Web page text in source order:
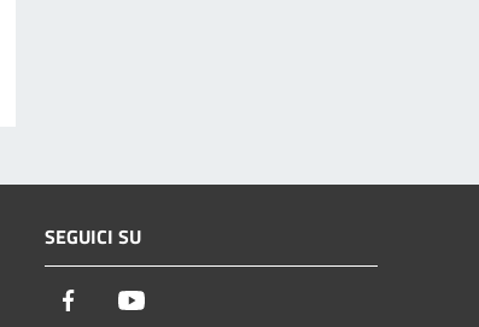
SEGUICI SU
Facebook